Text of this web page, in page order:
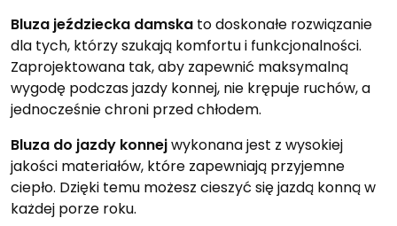
Bluza jeździecka damska to doskonałe rozwiązanie
dla tych, którzy szukają komfortu i funkcjonalności.
Zaprojektowana tak, aby zapewnić maksymalną
wygodę podczas jazdy konnej, nie krępuje ruchów, a
jednocześnie chroni przed chłodem.
Bluza do jazdy konnejwykonana jest z wysokiej
jakości materiałów, które zapewniają przyjemne
ciepło. Dzięki temu możesz cieszyć się jazdą konną w
każdej porze roku.